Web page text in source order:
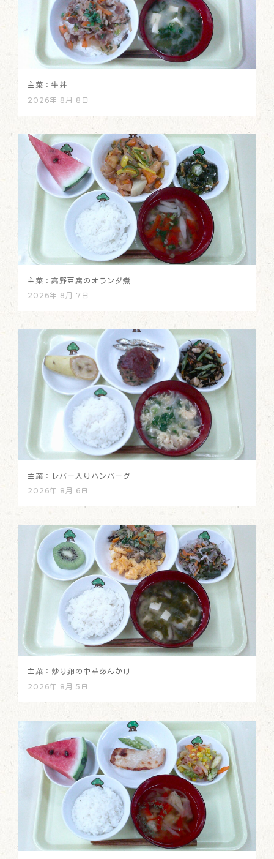
主菜：牛丼
2026年 8月 8日
主菜：高野豆腐のオランダ煮
2026年 8月 7日
主菜：レバー入りハンバーグ
2026年 8月 6日
主菜：炒り卵の中華あんかけ
2026年 8月 5日